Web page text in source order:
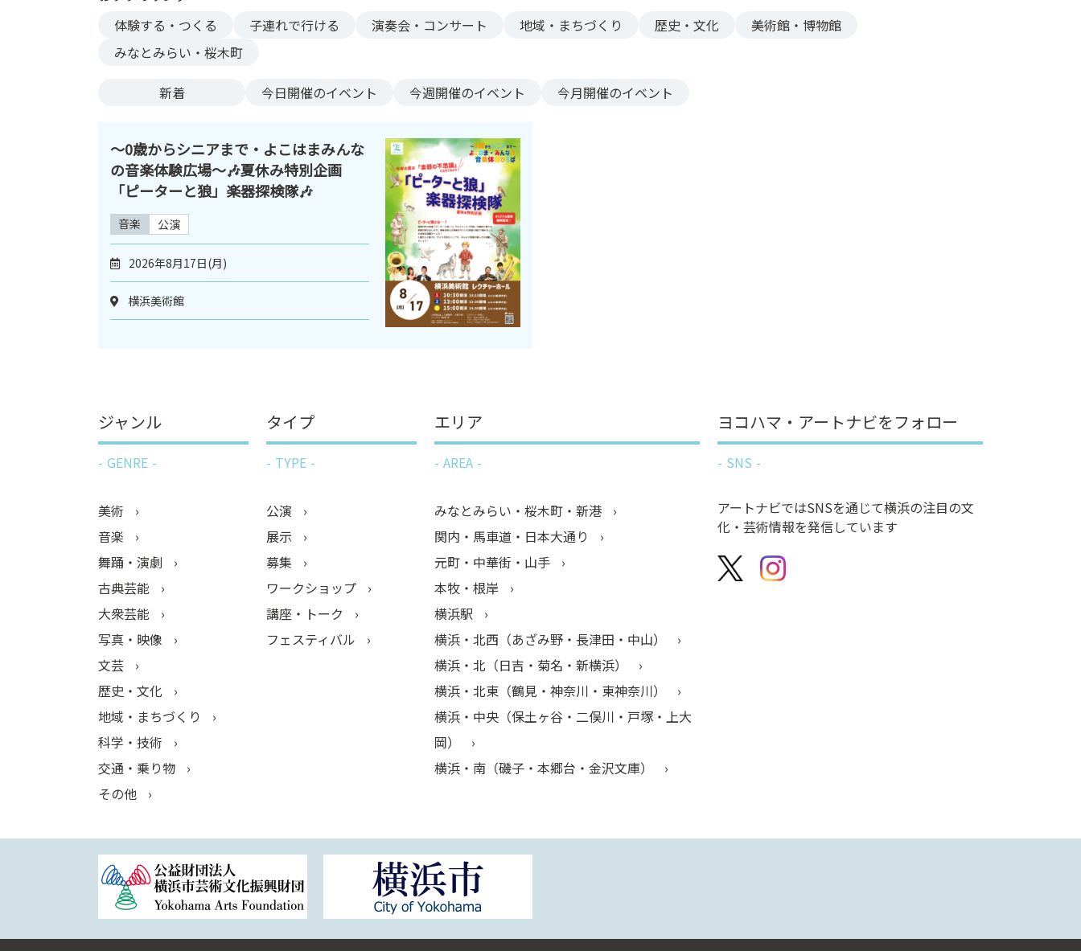
体験する・つくる
子連れで行ける 演奏会・コンサート 地域・まちづくり 歴史・文化
美術館・博物館
みなとみらい・桜木町
新着 今日開催のイベント 今週開催のイベント 今月開催のイベント
〜0歳からシニアまで・よこはまみんな
の音楽体験広場〜🎶夏休み特別企画
「ピーターと狼」楽器探検隊🎶
音楽 公演
2026年8月17日(月)
横浜美術館
ジャンル
GENRE
美術
音楽
舞踊・演劇
古典芸能
大衆芸能
写真・映像
文芸
歴史・文化
地域・まちづくり
科学・技術
交通・乗り物
その他
タイプ
TYPE
公演
展示
募集
ワークショップ
講座・トーク
フェスティバル
エリア
AREA
みなとみらい・桜木町・新港
関内・馬車道・日本大通り
元町・中華街・山手
本牧・根岸
横浜駅
横浜・北西（あざみ野・長津田・中山）
横浜・北（日吉・菊名・新横浜）
横浜・北東（鶴見・神奈川・東神奈川）
横浜・中央（保土ヶ谷・二俣川・戸塚・上大
岡）
横浜・南（磯子・本郷台・金沢文庫）
ヨコハマ・アートナビをフォロー
SNS
アートナビではSNSを通じて横浜の注目の文
化・芸術情報を発信しています